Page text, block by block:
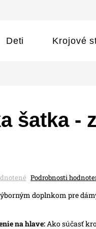
Deti Krojové
šatka -
Podrobnosti
doplnkom pre
na hlave: Ako súčasť